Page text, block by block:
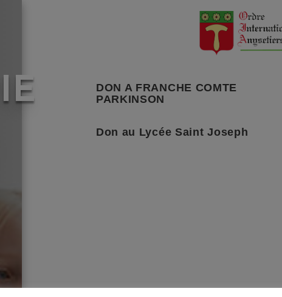
DON A FRANCHE COMTE
PARKINSON
Don au Lycée Saint Joseph